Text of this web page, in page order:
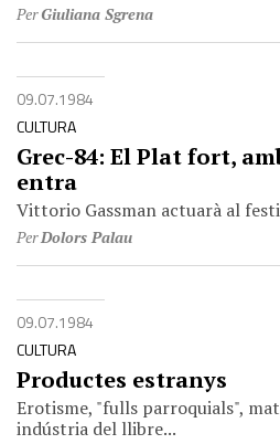
PerGiuliana Sgrena
09.07.1984
CULTURA
Grec-84: El Plat fort,
entra
Vittorio Gassman actuarà al
PerDolors Palau
09.07.1984
CULTURA
Productes estranys
Erotisme, "fulls parroquials",
indústria del llibre...